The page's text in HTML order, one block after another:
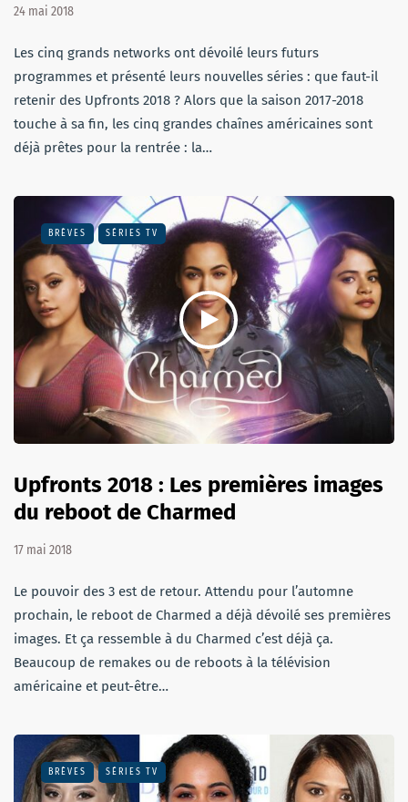
24 mai 2018
Les cinq grands networks ont dévoilé leurs futurs
programmes et présenté leurs nouvelles séries : que faut-il
retenir des Upfronts 2018 ? Alors que la saison 2017-2018
touche à sa fin, les cinq grandes chaînes américaines sont
déjà prêtes pour la rentrée : la…
BRÈVES SÉRIES TV
Upfronts 2018 : Les premières images
du reboot de Charmed
17 mai 2018
Le pouvoir des 3 est de retour. Attendu pour l’automne
prochain, le reboot de Charmed a déjà dévoilé ses premières
images. Et ça ressemble à du Charmed c’est déjà ça.
Beaucoup de remakes ou de reboots à la télévision
américaine et peut-être…
BRÈVES SÉRIES TV